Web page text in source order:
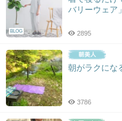
BLOG
バリーウェア
2895
朝がラクにな
3786